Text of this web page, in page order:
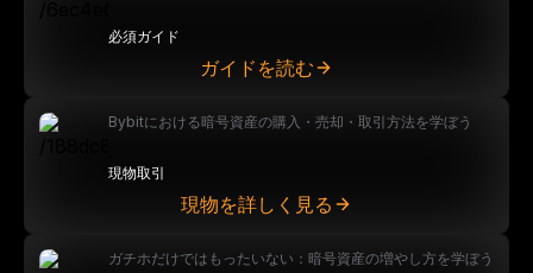
必須ガイド
ガイドを読む
Bybitにおける暗号資産の購入・売却・取引方法を学ぼう
現物取引
現物を詳しく見る
ガチホだけではもったいない：暗号資産の増やし方を学ぼう